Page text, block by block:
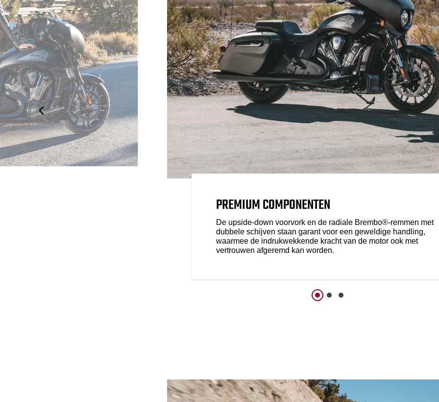
PREMIUM COMPONENTEN
De upside-down voorvork en de radiale Brembo®-remmen met
dubbele schijven staan garant voor een geweldige handling,
waarmee de indrukwekkende kracht van de motor ook met
vertrouwen afgeremd kan worden.